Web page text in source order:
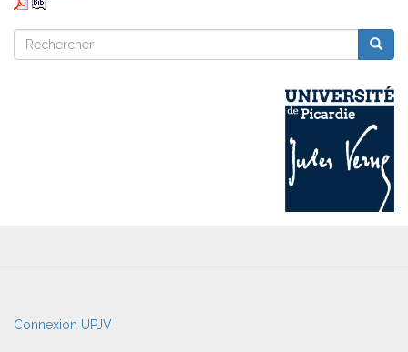
Rechercher
Rechercher
User
account
Connexion UPJV